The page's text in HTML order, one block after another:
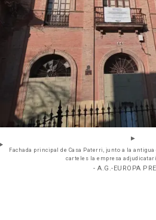
Fachada principal de Casa Paterri, junto a la
carteles la empresa
- A.G.-EUROPA